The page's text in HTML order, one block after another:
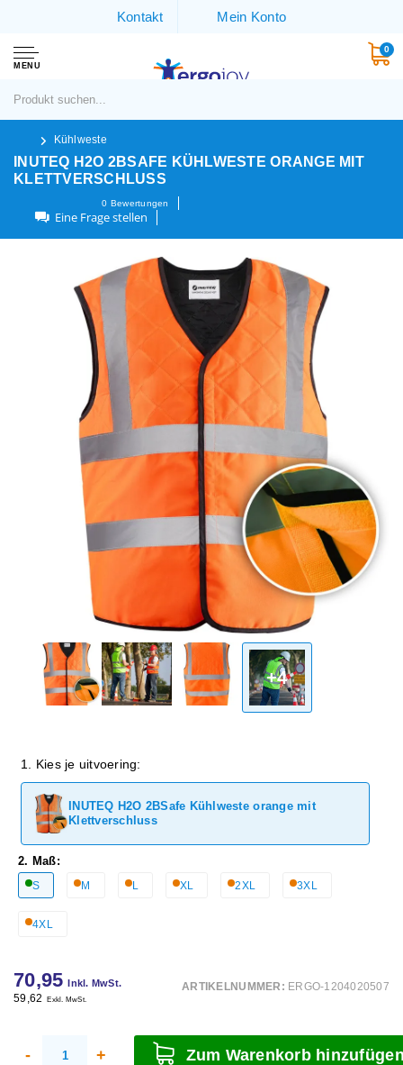
Kontakt Mein Konto
MENU
0
Kühlweste
INUTEQ H2O 2BSAFE KÜHLWESTE ORANGE MIT
KLETTVERSCHLUSS
0 Bewertungen
Eine Frage stellen
+4
1. Kies je uitvoering:
INUTEQ H2O 2BSafe Kühlweste orange mit
Klettverschluss
2. Maß:
S M L XL 2XL 3XL
4XL
70,95 Inkl. MwSt.
59,62 Exkl. MwSt.
ARTIKELNUMMER: ERGO-1204020507
- + Zum Warenkorb